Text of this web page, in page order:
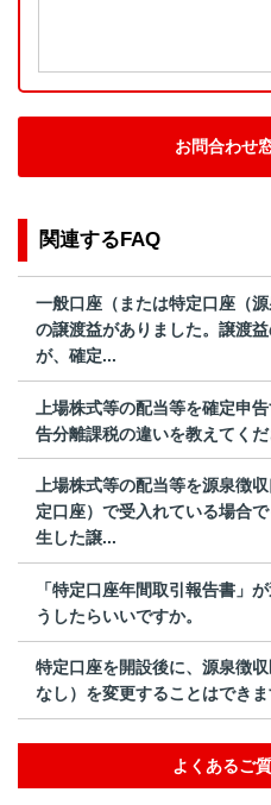
お問合わせ
関連するFAQ
一般口座（または特定口座（
の譲渡益がありました。譲渡
が、確定...
上場株式等の配当等を確定申
告分離課税の違いを教えてくだ
上場株式等の配当等を源泉徴
定口座）で受入れている場合
生した譲...
「特定口座年間取引報告書」
うしたらいいですか。
特定口座を開設後に、源泉徴
なし）を変更することはできま
よくあるご